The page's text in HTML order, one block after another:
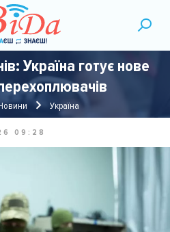
Україна готує нове
Україна
09:28